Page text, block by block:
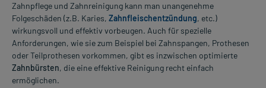
Zahnpflege und Zahnreinigung kann man unangenehme
Folgeschäden (z.B. Karies, Zahnfleischentzündung, etc.)
wirkungsvoll und effektiv vorbeugen. Auch für spezielle
Anforderungen, wie sie zum Beispiel bei Zahnspangen, Prothesen
oder Teilprothesen vorkommen, gibt es inzwischen optimierte
Zahnbürsten, die eine effektive Reinigung recht einfach
ermöglichen.